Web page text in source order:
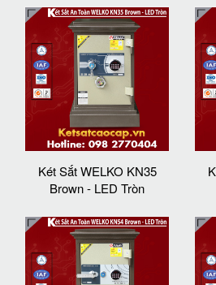
Két Sắt WELKO KN35
Brown - LED Tròn